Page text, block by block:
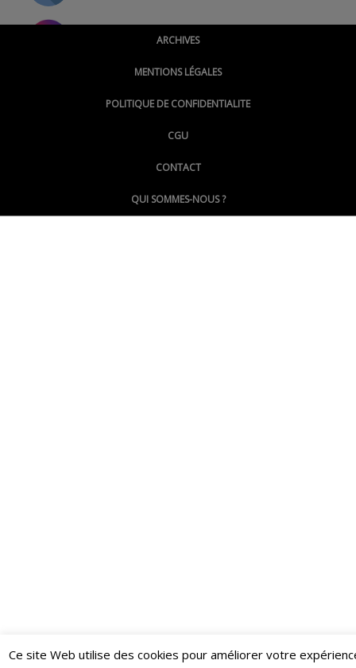
@montpellierpoinginfo
@LePoingMontpellier
ARCHIVES
MENTIONS LÉGALES
POLITIQUE DE CONFIDENTIALITE
CGU
CONTACT
QUI SOMMES-NOUS ?
Ce site Web utilise des cookies pour améliorer votre